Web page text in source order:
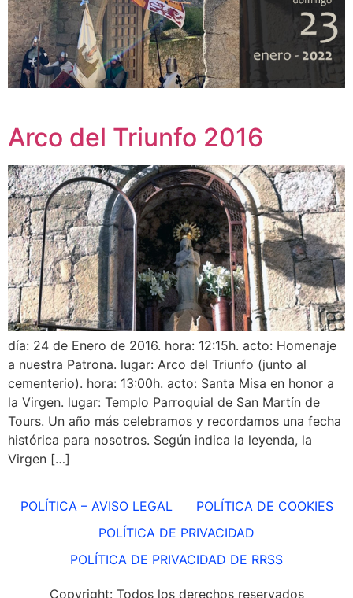
Arco del Triunfo 2016
día: 24 de Enero de 2016. hora: 12:15h. acto: Homenaje
a nuestra Patrona. lugar: Arco del Triunfo (junto al
cementerio). hora: 13:00h. acto: Santa Misa en honor a
la Virgen. lugar: Templo Parroquial de San Martín de
Tours. Un año más celebramos y recordamos una fecha
histórica para nosotros. Según indica la leyenda, la
Virgen […]
POLÍTICA – AVISO LEGAL
POLÍTICA DE COOKIES
POLÍTICA DE PRIVACIDAD
POLÍTICA DE PRIVACIDAD DE RRSS
Copyright: Todos los derechos reservados